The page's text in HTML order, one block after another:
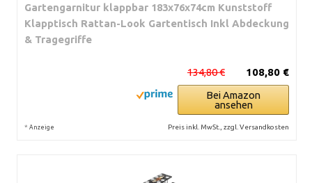
Gartengarnitur klappbar 183x76x74cm Kunststoff
Klapptisch Rattan-Look Gartentisch Inkl Abdeckung
& Tragegriffe
108,80 €
134,80 €
Bei Amazon
ansehen
* Anzeige Preis inkl. MwSt., zzgl. Versandkosten